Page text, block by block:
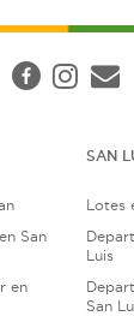
San
en
SAN
Lotes
Luis
San